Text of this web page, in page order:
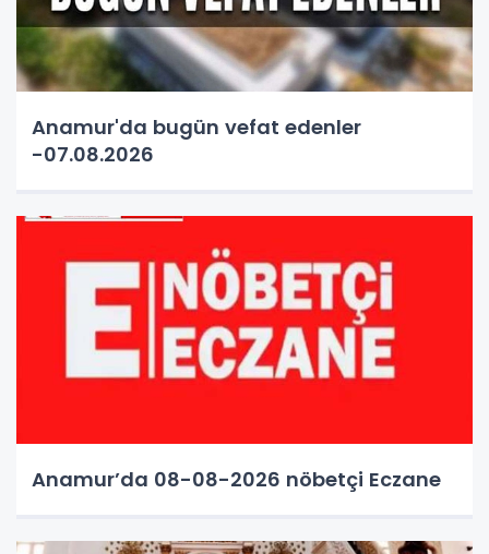
Anamur'da bugün vefat edenler
-07.08.2026
Anamur’da 08-08-2026 nöbetçi Eczane